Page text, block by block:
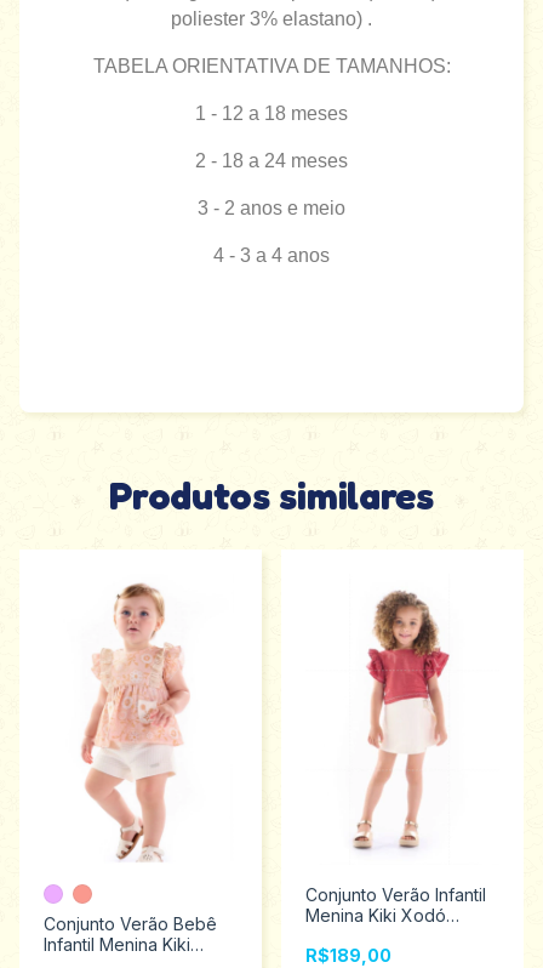
poliester 3% elastano) .
TABELA ORIENTATIVA DE TAMANHOS:
1 - 12 a 18 meses
2 - 18 a 24 meses
3 - 2 anos e meio
4 - 3 a 4 anos
Produtos similares
Conjunto Verão Bebê
Infantil Menina Kiki
Conjunto Verão Infantil
Menina Kiki Xodó
2450059
R$189,00